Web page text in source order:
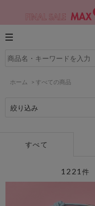
ホーム > すべての商品
絞り込み
すべて
1221 件